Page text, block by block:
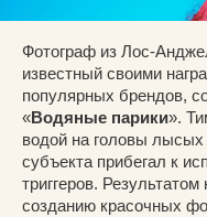
Фотограф из Лос-
известный своими
популярных брендов,
«Водяные парики».
водой на головы
субъекта прибегал к
триггеров.
созданию красочных